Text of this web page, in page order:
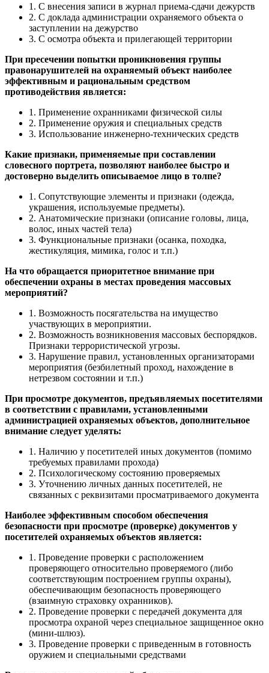
1. С внесения записи в журнал приема-сдачи дежурств
2. С доклада администрации охраняемого объекта о
заступлении на дежурство
3. С осмотра объекта и прилегающей территории
При пресечении попытки проникновения группы
правонарушителей на охраняемый объект наиболее
эффективным и рациональным средством
противодействия является:
1. Применение охранниками физической силы
2. Применение оружия и специальных средств
3. Использование инженерно-технических средств
Какие признаки, применяемые при составлении
словесного портрета, позволяют наиболее быстро и
достоверно выделить описываемое лицо в толпе?
1. Сопутствующие элементы и признаки (одежда,
украшения, используемые предметы).
2. Анатомические признаки (описание головы, лица,
волос, иных частей тела)
3. Функциональные признаки (осанка, походка,
жестикуляция, мимика, голос и т.п.)
На что обращается приоритетное внимание при
обеспечении охраны в местах проведения массовых
мероприятий?
1. Возможность посягательства на имущество
участвующих в мероприятии.
2. Возможность возникновения массовых беспорядков.
Признаки террористической угрозы.
3. Нарушение правил, установленных организаторами
мероприятия (безбилетный проход, нахождение в
нетрезвом состоянии и т.п.)
При просмотре документов, предъявляемых посетителями
в соответствии с правилами, установленными
администрацией охраняемых объектов, дополнительное
внимание следует уделять:
1. Наличию у посетителей иных документов (помимо
требуемых правилами прохода)
2. Психологическому состоянию проверяемых
3. Уточнению личных данных посетителей, не
связанных с реквизитами просматриваемого документа
Наиболее эффективным способом обеспечения
безопасности при просмотре (проверке) документов у
посетителей охраняемых объектов является:
1. Проведение проверки с расположением
проверяющего относительно проверяемого (либо
соответствующим построением группы охраны),
обеспечивающим безопасность проверяющего
(взаимную страховку охранников).
2. Проведение проверки с передачей документа для
просмотра охраной через специальное защищенное окно
(мини-шлюз).
3. Проведение проверки с приведенным в готовность
оружием и специальными средствами